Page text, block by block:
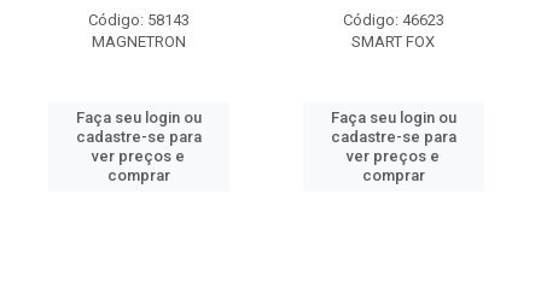
Código: 58143
MAGNETRON
Faça seu login ou
cadastre-se para
ver preços e
comprar
Código: 46623
SMART FOX
Faça seu login ou
cadastre-se para
ver preços e
comprar